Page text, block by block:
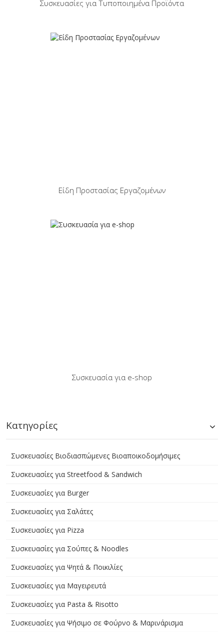
Συσκευασίες για Τυποποιημένα Προϊόντα
Είδη Προστασίας Εργαζομένων
Συσκευασία για e-shop
Kατηγορίες
Συσκευασίες Βιοδιασπώμενες Βιοαποικοδομήσιμες
Συσκευασίες για Streetfood & Sandwich
Συσκευασίες για Burger
Συσκευασίες για Σαλάτες
Συσκευασίες για Pizza
Συσκευασίες για Σούπες & Noodles
Συσκευασίες για Ψητά & Ποικιλίες
Συσκευασίες για Μαγειρευτά
Συσκευασίες για Pasta & Risotto
Συσκευασίες για Ψήσιμο σε Φούρνο & Μαρινάρισμα